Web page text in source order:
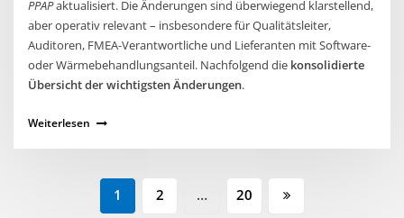
PPAPaktualisiert. Die Änderungen sind überwiegend klarstellend,
aber operativ relevant – insbesondere für Qualitätsleiter,
Auditoren, FMEA‑Verantwortliche und Lieferanten mit Software‑
oder Wärmebehandlungsanteil. Nachfolgend die konsolidierte
Übersicht der wichtigsten Änderungen.
Weiterlesen
1 2 … 20